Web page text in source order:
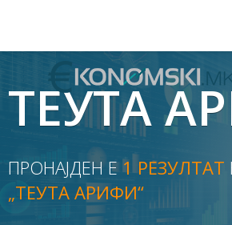
АКТУЕЛНО
ЕКОНОМИЈА
ФИНАНСИИ
БАНКАРСТВО
ТЕУТА
ПРОНАЈДЕН Е1 РЕЗУЛТАТ
„ТЕУТА АРИФИ“